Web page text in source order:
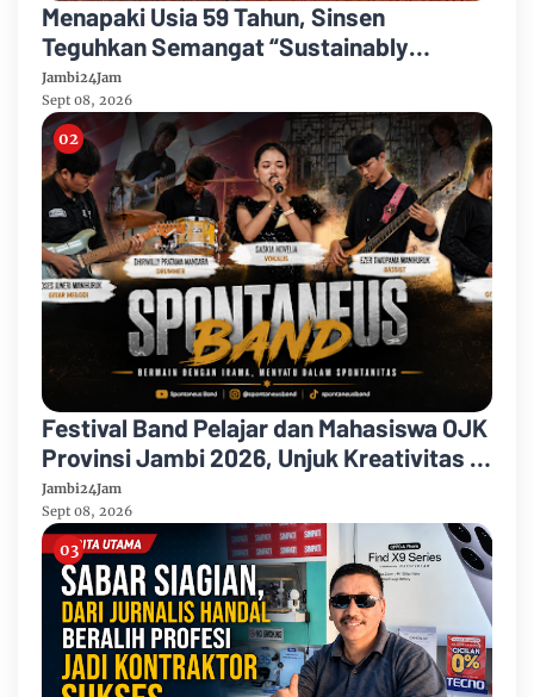
Menapaki Usia 59 Tahun, Sinsen
Teguhkan Semangat “Sustainably
Growing”
Jambi24Jam
Sept 08, 2026
Festival Band Pelajar dan Mahasiswa OJK
Provinsi Jambi 2026, Unjuk Kreativitas di
Taman Banjuran Budayo, Spontaneus
Band Raih Juara 2
Jambi24Jam
Sept 08, 2026